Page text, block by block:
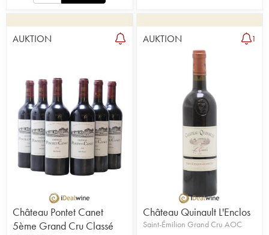
AUKTION
Château Pontet Canet
5ème Grand Cru Classé
AUKTION 1
Château Quinault L'Enclos
Saint-Émilion Grand Cru AOC